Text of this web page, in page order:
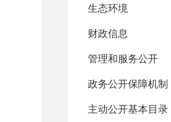
生态环境
财政信息
管理和服务公开
政务公开保障机制
主动公开基本目录